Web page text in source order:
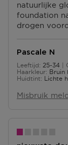
natuurlijke
foundation
drogen
Pascale N
Leeftijd
25 tot 3425-34
Haarkleur
Bruin
Huidtint
Lichte
Misbruik